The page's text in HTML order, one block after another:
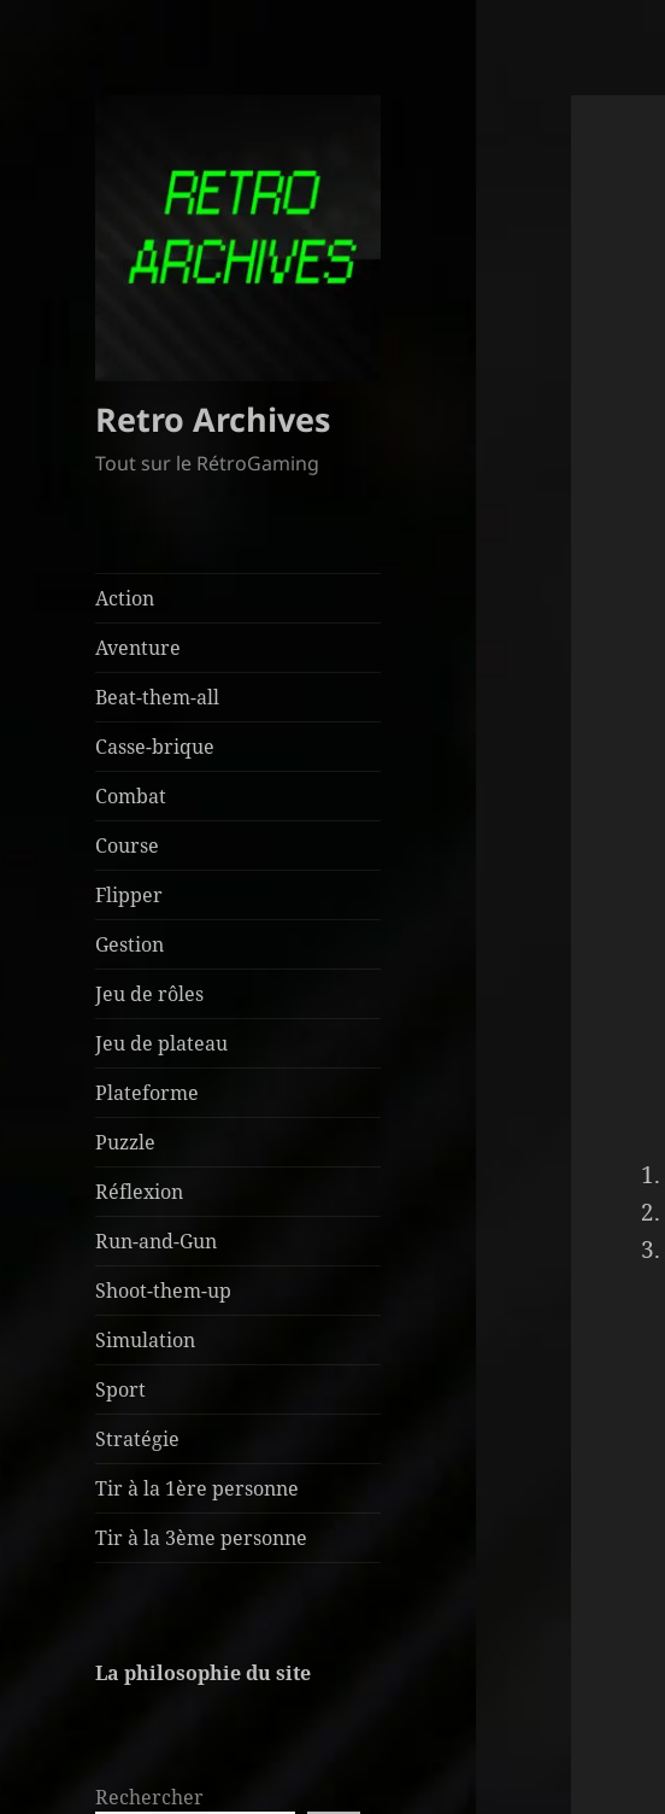
Retro Archives
Tout sur le RétroGaming
Action
Aventure
Beat-them-all
Casse-brique
Combat
Course
Flipper
Gestion
Jeu de rôles
Jeu de plateau
Plateforme
Puzzle
Réflexion
Run-and-Gun
Shoot-them-up
Simulation
Sport
Stratégie
Tir à la 1ère personne
Tir à la 3ème personne
La philosophie du site
Rechercher